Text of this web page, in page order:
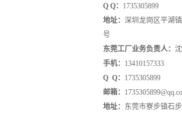
Q Q： 1735305899
地址： 深圳龙岗区平湖
号
东莞工厂业务负责人：
手机： 13410157333
Q Q： 1735305899
邮箱：
地址： 东莞市寮步镇石